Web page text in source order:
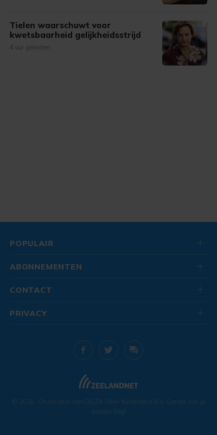
Tielen waarschuwt voor
kwetsbaarheid gelijkheidsstrijd
4 uur geleden
POPULAIR
ABONNEMENTEN
CONTACT
© 2026 . Onderdeel van DELTA Fiber Nederland B.V. Geniet van je
donderdag!
PRIVACY